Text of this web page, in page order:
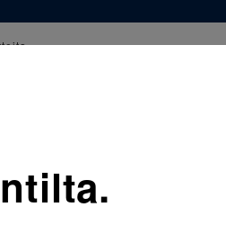
verkkokauppaan? Tilaa ne
Tarvikkeet / Oikominen
067-861-952-362 Molaarirengas alaleuka